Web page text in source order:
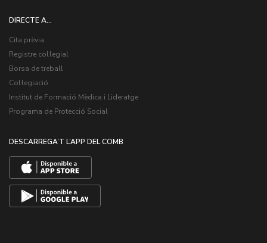
DIRECTE A...
Cita prèvia
Registre col·legial
Borsa de treball
Col·legiació
Institut de Formació Mèdica i Lideratge
Programa de Protecció Social
DESCARREGA’T L’APP DEL COMB